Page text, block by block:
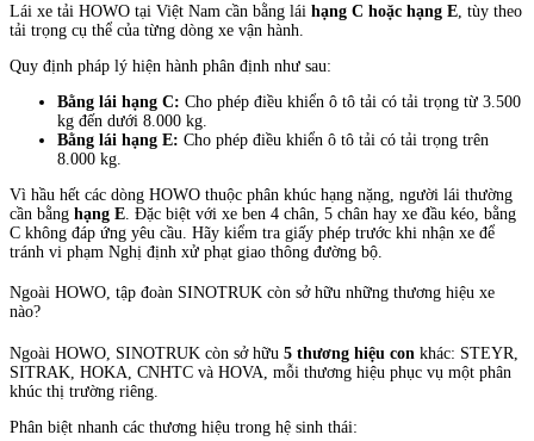
Lái xe tải HOWO tại Việt Nam cần bằng lái hạng C hoặc hạng E , tùy theo
tải trọng cụ thể của từng dòng xe vận hành.
Quy định pháp lý hiện hành phân định như sau:
Bằng lái hạng C: Cho phép điều khiển ô tô tải có tải trọng từ 3.500
kg đến dưới 8.000 kg.
Bằng lái hạng E: Cho phép điều khiển ô tô tải có tải trọng trên
8.000 kg.
Vì hầu hết các dòng HOWO thuộc phân khúc hạng nặng, người lái thường
cần bằng hạng E . Đặc biệt với xe ben 4 chân, 5 chân hay xe đầu kéo, bằng
C không đáp ứng yêu cầu. Hãy kiểm tra giấy phép trước khi nhận xe để
tránh vi phạm Nghị định xử phạt giao thông đường bộ.
Ngoài HOWO, tập đoàn SINOTRUK còn sở hữu những thương hiệu xe
nào?
Ngoài HOWO, SINOTRUK còn sở hữu 5 thương hiệu con khác: STEYR,
SITRAK, HOKA, CNHTC và HOVA, mỗi thương hiệu phục vụ một phân
khúc thị trường riêng.
Phân biệt nhanh các thương hiệu trong hệ sinh thái: